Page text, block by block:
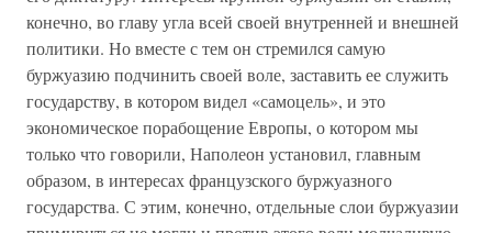
конечно, во главу угла всей своей внутренней и внешней
политики. Но вместе с тем он стремился самую
буржуазию подчинить своей воле, заставить ее служить
государству, в котором видел «самоцель», и это
экономическое порабощение Европы, о котором мы
только что говорили, Наполеон установил, главным
образом, в интересах французского буржуазного
государства. С этим, конечно, отдельные слои буржуазии